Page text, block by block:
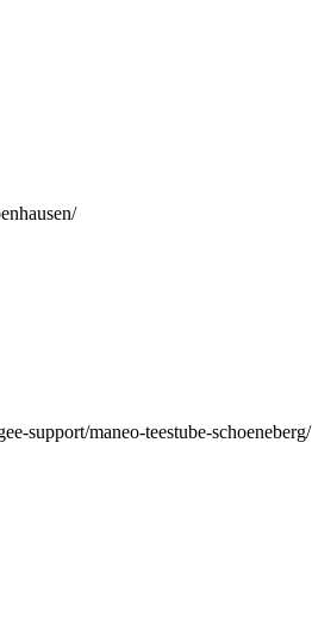
support/maneo-teestube-schoeneberg/